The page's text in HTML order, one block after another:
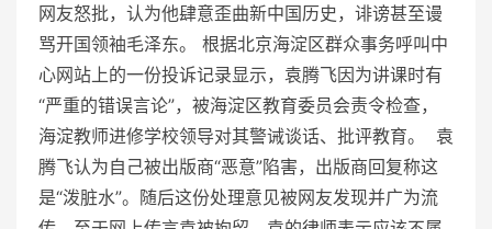
网友怒批，认为他肆意歪曲新中国历史，诽谤甚至谩
骂开国领袖毛泽东。 根据北京海淀区群众事务呼叫中
心网站上的一份投诉记录显示，袁腾飞因为讲课时有
“严重的错误言论”，被海淀区教育委员会责令检查，
海淀教师进修学校领导对其警诫谈话、批评教育。 袁
腾飞认为自己被出版商“恶意”陷害，出版商回复称这
是“泼脏水”。随后这份处理意见被网友发现并广为流